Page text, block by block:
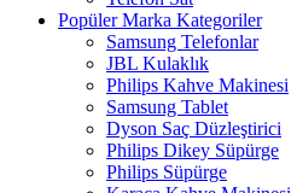
Popüler Marka Kategoriler
Samsung Telefonlar
JBL Kulaklık
Philips Kahve Makinesi
Samsung Tablet
Dyson Saç Düzleştirici
Philips Dikey Süpürge
Philips Süpürge